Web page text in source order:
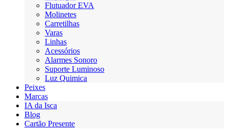
Flutuador EVA
Molinetes
Carretilhas
Varas
Linhas
Acessórios
Alarmes Sonoro
Suporte Luminoso
Luz Quimica
Peixes
Marcas
IA da Isca
Blog
Cartão Presente